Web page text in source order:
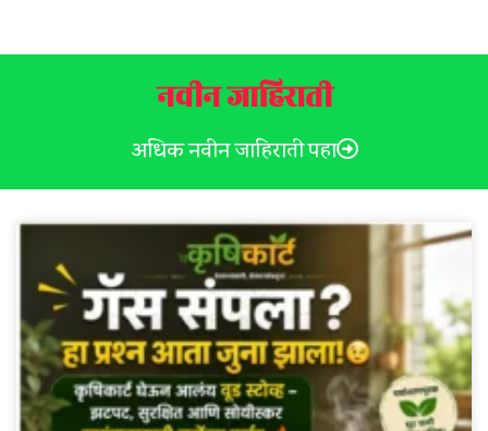
नवीन जाहिराती
अधिक नवीन जाहिराती पहा